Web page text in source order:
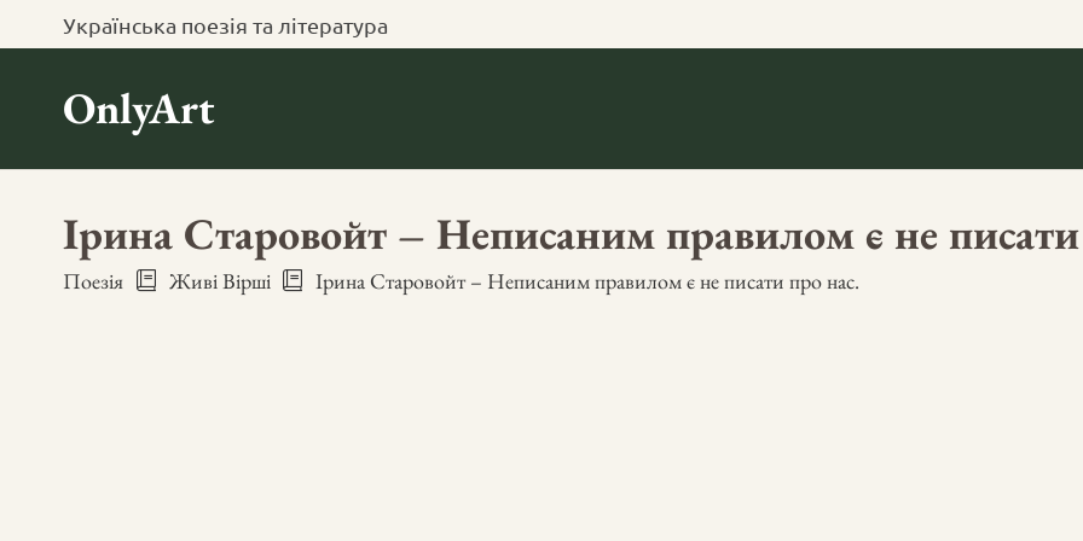
Українська поезія та література
OnlyArt
Ірина Старовойт – Неписаним правилом є не
Поезія Живі Вірші Ірина Старовойт – Неписаним правилом є не писати про нас.